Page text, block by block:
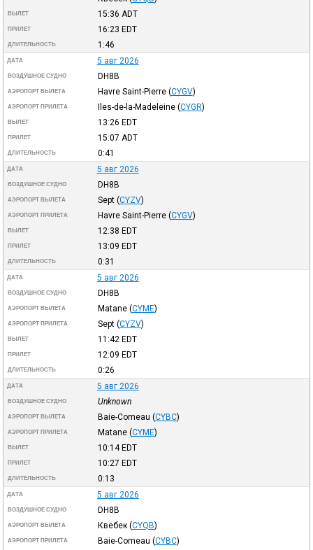
ВЫЛЕТ 15:36 ADT
ПРИЛЕТ 16:23 EDT
ДЛИТЕЛЬНОСТЬ 1:46
ДАТА 5 авг 2026
ВОЗДУШНОЕ СУДНО DH8B
АЭРОПОРТ ВЫЛЕТА Havre Saint-Pierre (CYGV)
АЭРОПОРТ ПРИЛЕТА Iles-de-la-Madeleine (CYGR)
ВЫЛЕТ 13:26 EDT
ПРИЛЕТ 15:07 ADT
ДЛИТЕЛЬНОСТЬ 0:41
ДАТА 5 авг 2026
ВОЗДУШНОЕ СУДНО DH8B
АЭРОПОРТ ВЫЛЕТА Sept (CYZV)
АЭРОПОРТ ПРИЛЕТА Havre Saint-Pierre (CYGV)
ВЫЛЕТ 12:38 EDT
ПРИЛЕТ 13:09 EDT
ДЛИТЕЛЬНОСТЬ 0:31
ДАТА 5 авг 2026
ВОЗДУШНОЕ СУДНО DH8B
АЭРОПОРТ ВЫЛЕТА Matane (CYME)
АЭРОПОРТ ПРИЛЕТА Sept (CYZV)
ВЫЛЕТ 11:42 EDT
ПРИЛЕТ 12:09 EDT
ДЛИТЕЛЬНОСТЬ 0:26
ДАТА 5 авг 2026
ВОЗДУШНОЕ СУДНО Unknown
АЭРОПОРТ ВЫЛЕТА Baie-Comeau (CYBC)
АЭРОПОРТ ПРИЛЕТА Matane (CYME)
ВЫЛЕТ 10:14EDT
ПРИЛЕТ 10:27 EDT
ДЛИТЕЛЬНОСТЬ 0:13
ДАТА 5 авг 2026
ВОЗДУШНОЕ СУДНО DH8B
АЭРОПОРТ ВЫЛЕТА Квебек (CYQB)
АЭРОПОРТ ПРИЛЕТА Baie-Comeau (CYBC)